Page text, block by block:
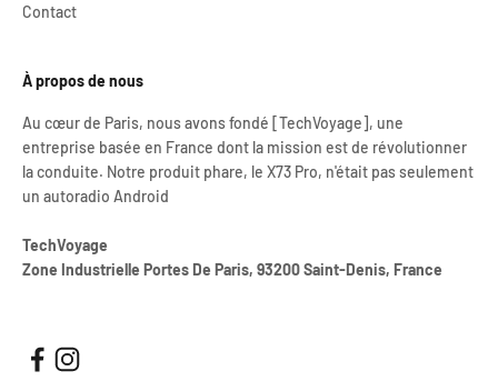
Contact
À propos de nous
Au cœur de Paris, nous avons fondé [TechVoyage], une
entreprise basée en France dont la mission est de révolutionner
la conduite. Notre produit phare, le X73 Pro, n'était pas seulement
un autoradio Android
TechVoyage
Zone Industrielle Portes De Paris, 93200 Saint-Denis, France